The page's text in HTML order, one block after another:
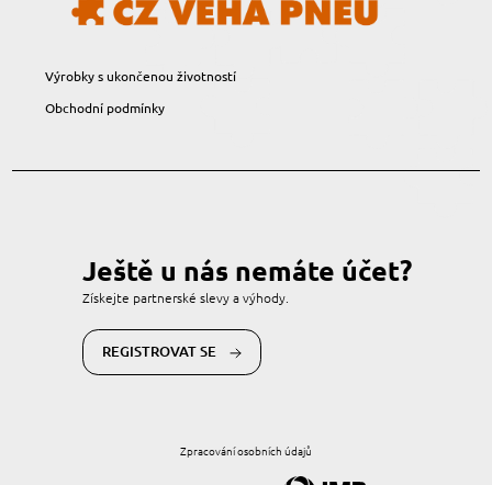
Výrobky s ukončenou životností
Obchodní podmínky
Ještě u nás nemáte účet?
Získejte partnerské slevy a výhody.
REGISTROVAT SE
Zpracování osobních údajů